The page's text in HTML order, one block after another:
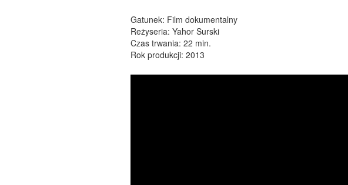
Gatunek: Film dokumentalny
Reżyseria: Yahor Surski
Czas trwania: 22 min.
Rok produkcji: 2013